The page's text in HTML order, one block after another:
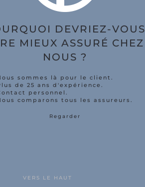
DEVRIEZ-VOUS
MIEUX ASSURÉ CHEZ
NOUS ?
sommes là pour le client.
de 25 ans d'expérience.
personnel.
comparons tous les assureurs.
Regarder
VERS LE HAUT